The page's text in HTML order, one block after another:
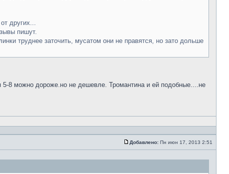
других...
пишут.
труднее заточить, мусатом они не правятся, но зато дольше
8 можно дороже.но не дешевле. Тромантина и ей подобные....не
Добавлено: Пн июн 17, 2013 2:51